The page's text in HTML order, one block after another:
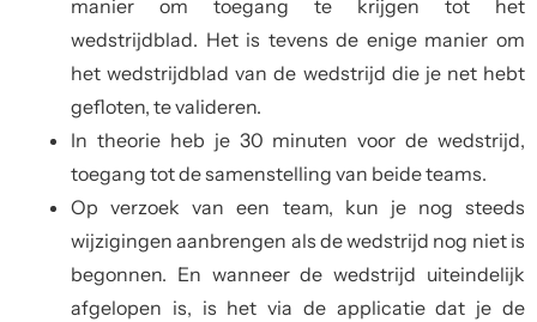
manier om toegang te krijgen tot het
wedstrijdblad. Het is tevens de enige manier om
het wedstrijdblad van de wedstrijd die je net hebt
gefloten, te valideren.
In theorie heb je 30 minuten voor de wedstrijd,
toegang tot de samenstelling van beide teams.
Op verzoek van een team, kun je nog steeds
wijzigingen aanbrengen als de wedstrijd nog niet is
begonnen. En wanneer de wedstrijd uiteindelijk
afgelopen is, is het via de applicatie dat je de